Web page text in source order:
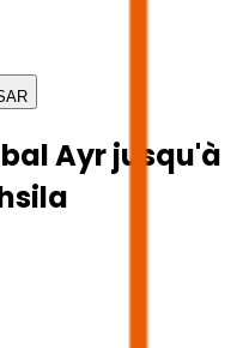
Ayr jusqu'à